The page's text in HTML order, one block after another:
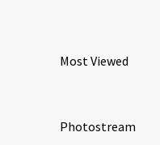
Most Viewed
Photostream